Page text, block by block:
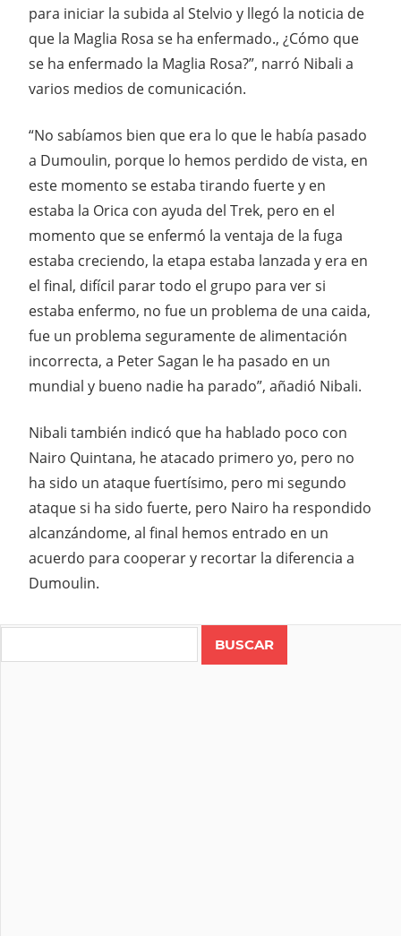
para iniciar la subida al Stelvio y llegó la noticia de
que la Maglia Rosa se ha enfermado., ¿Cómo que
se ha enfermado la Maglia Rosa?”, narró Nibali a
varios medios de comunicación.
“No sabíamos bien que era lo que le había pasado
a Dumoulin, porque lo hemos perdido de vista, en
este momento se estaba tirando fuerte y en
estaba la Orica con ayuda del Trek, pero en el
momento que se enfermó la ventaja de la fuga
estaba creciendo, la etapa estaba lanzada y era en
el final, difícil parar todo el grupo para ver si
estaba enfermo, no fue un problema de una caida,
fue un problema seguramente de alimentación
incorrecta, a Peter Sagan le ha pasado en un
mundial y bueno nadie ha parado”, añadió Nibali.
Nibali también indicó que ha hablado poco con
Nairo Quintana, he atacado primero yo, pero no
ha sido un ataque fuertísimo, pero mi segundo
ataque si ha sido fuerte, pero Nairo ha respondido
alcanzándome, al final hemos entrado en un
acuerdo para cooperar y recortar la diferencia a
Dumoulin.